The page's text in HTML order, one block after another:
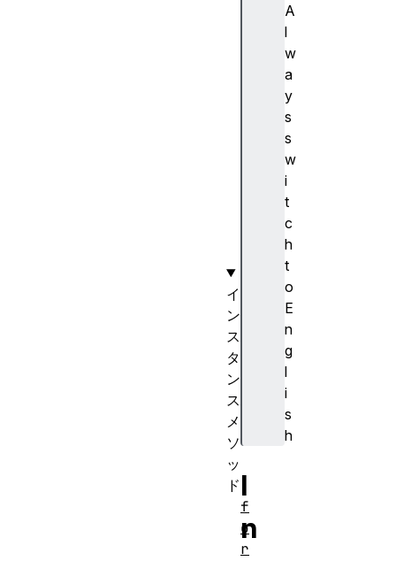
A
l
w
a
y
s
s
w
i
t
c
h
t
o
E
n
g
l
i
s
h
I
n
イ
ン
ス
タ
ン
ス
メ
ソ
ッ
ド
f
o
r